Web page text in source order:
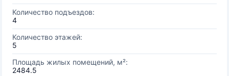
Количество подъездов:
4
Количество этажей:
5
Площадь жилых помещений, м²:
2484.5